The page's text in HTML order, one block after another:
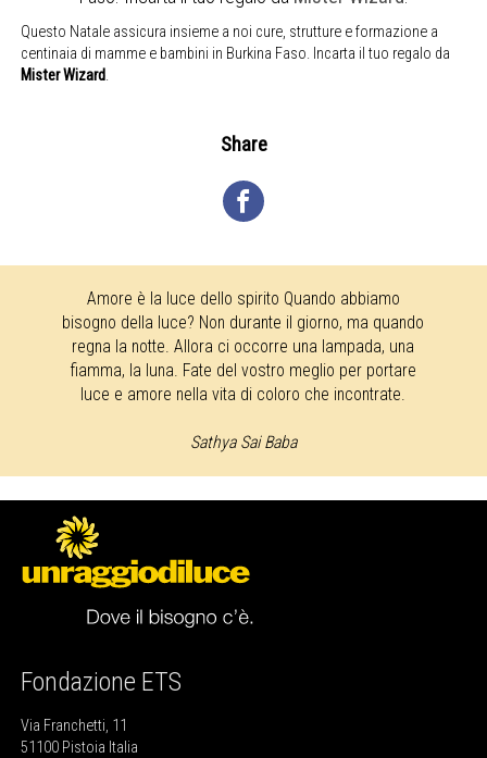
Questo Natale assicura insieme a noi cure, strutture e formazione a
centinaia di mamme e bambini in Burkina Faso. Incarta il tuo regalo da
Mister Wizard.
Share
Amore è la luce dello spirito Quando abbiamo
bisogno della luce? Non durante il giorno, ma quando
regna la notte. Allora ci occorre una lampada, una
fiamma, la luna. Fate del vostro meglio per portare
luce e amore nella vita di coloro che incontrate.
Sathya Sai Baba
Fondazione ETS
Via Franchetti, 11
51100 Pistoia Italia